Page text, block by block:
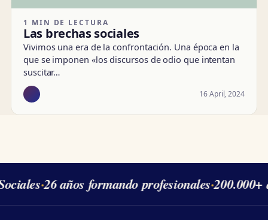
1 MIN DE LECTURA
Las brechas sociales
Vivimos una era de la confrontación. Una época en la
que se imponen «los discursos de odio que intentan
suscitar…
16 April, 2024
·26 años formando profesionales·200.000+